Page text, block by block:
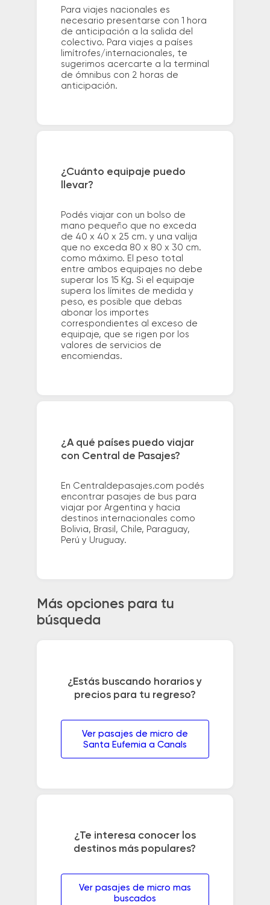
Para viajes nacionales es
necesario presentarse con 1 hora
de anticipación a la salida del
colectivo. Para viajes a países
limítrofes/internacionales, te
sugerimos acercarte a la terminal
de ómnibus con 2 horas de
anticipación.
¿Cuánto equipaje puedo
llevar?
Podés viajar con un bolso de
mano pequeño que no exceda
de 40 x 40 x 25 cm. y una valija
que no exceda 80 x 80 x 30 cm.
como máximo. El peso total
entre ambos equipajes no debe
superar los 15 Kg. Si el equipaje
supera los límites de medida y
peso, es posible que debas
abonar los importes
correspondientes al exceso de
equipaje, que se rigen por los
valores de servicios de
encomiendas.
¿A qué países puedo viajar
con Central de Pasajes?
En Centraldepasajes.com podés
encontrar pasajes de bus para
viajar por Argentina y hacia
destinos internacionales como
Bolivia, Brasil, Chile, Paraguay,
Perú y Uruguay.
Más opciones para tu
búsqueda
¿Estás buscando horarios y
precios para tu regreso?
Ver pasajes de micro de
Santa Eufemia a Canals
¿Te interesa conocer los
destinos más populares?
Ver pasajes de micro mas
buscados